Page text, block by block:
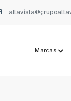
Marcas